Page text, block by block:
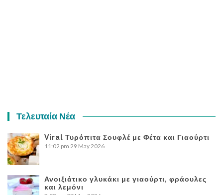
Τελευταία Νέα
Viral Τυρόπιτα Σουφλέ με Φέτα και Γιαούρτι
11:02 pm 29 May 2026
Ανοιξιάτικο γλυκάκι με γιαούρτι, φράουλες
και λεμόνι